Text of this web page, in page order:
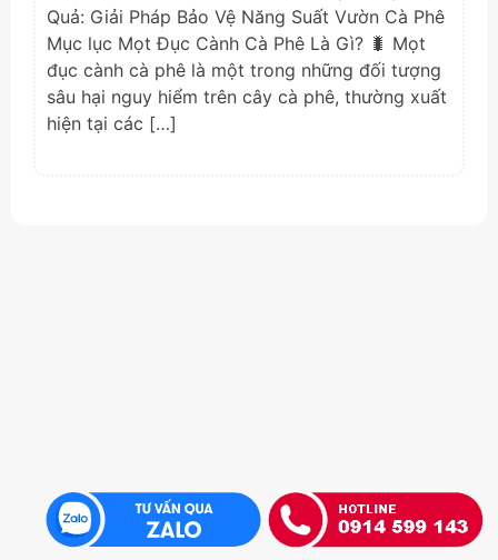
Quả: Giải Pháp Bảo Vệ Năng Suất Vườn Cà Phê
Mục lục Mọt Đục Cành Cà Phê Là Gì? 🐛 Mọt
đục cành cà phê là một trong những đối tượng
sâu hại nguy hiểm trên cây cà phê, thường xuất
hiện tại các […]